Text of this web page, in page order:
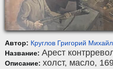
Автор: Круглов Григорий
Название: Арест
Описание: холст, масло,